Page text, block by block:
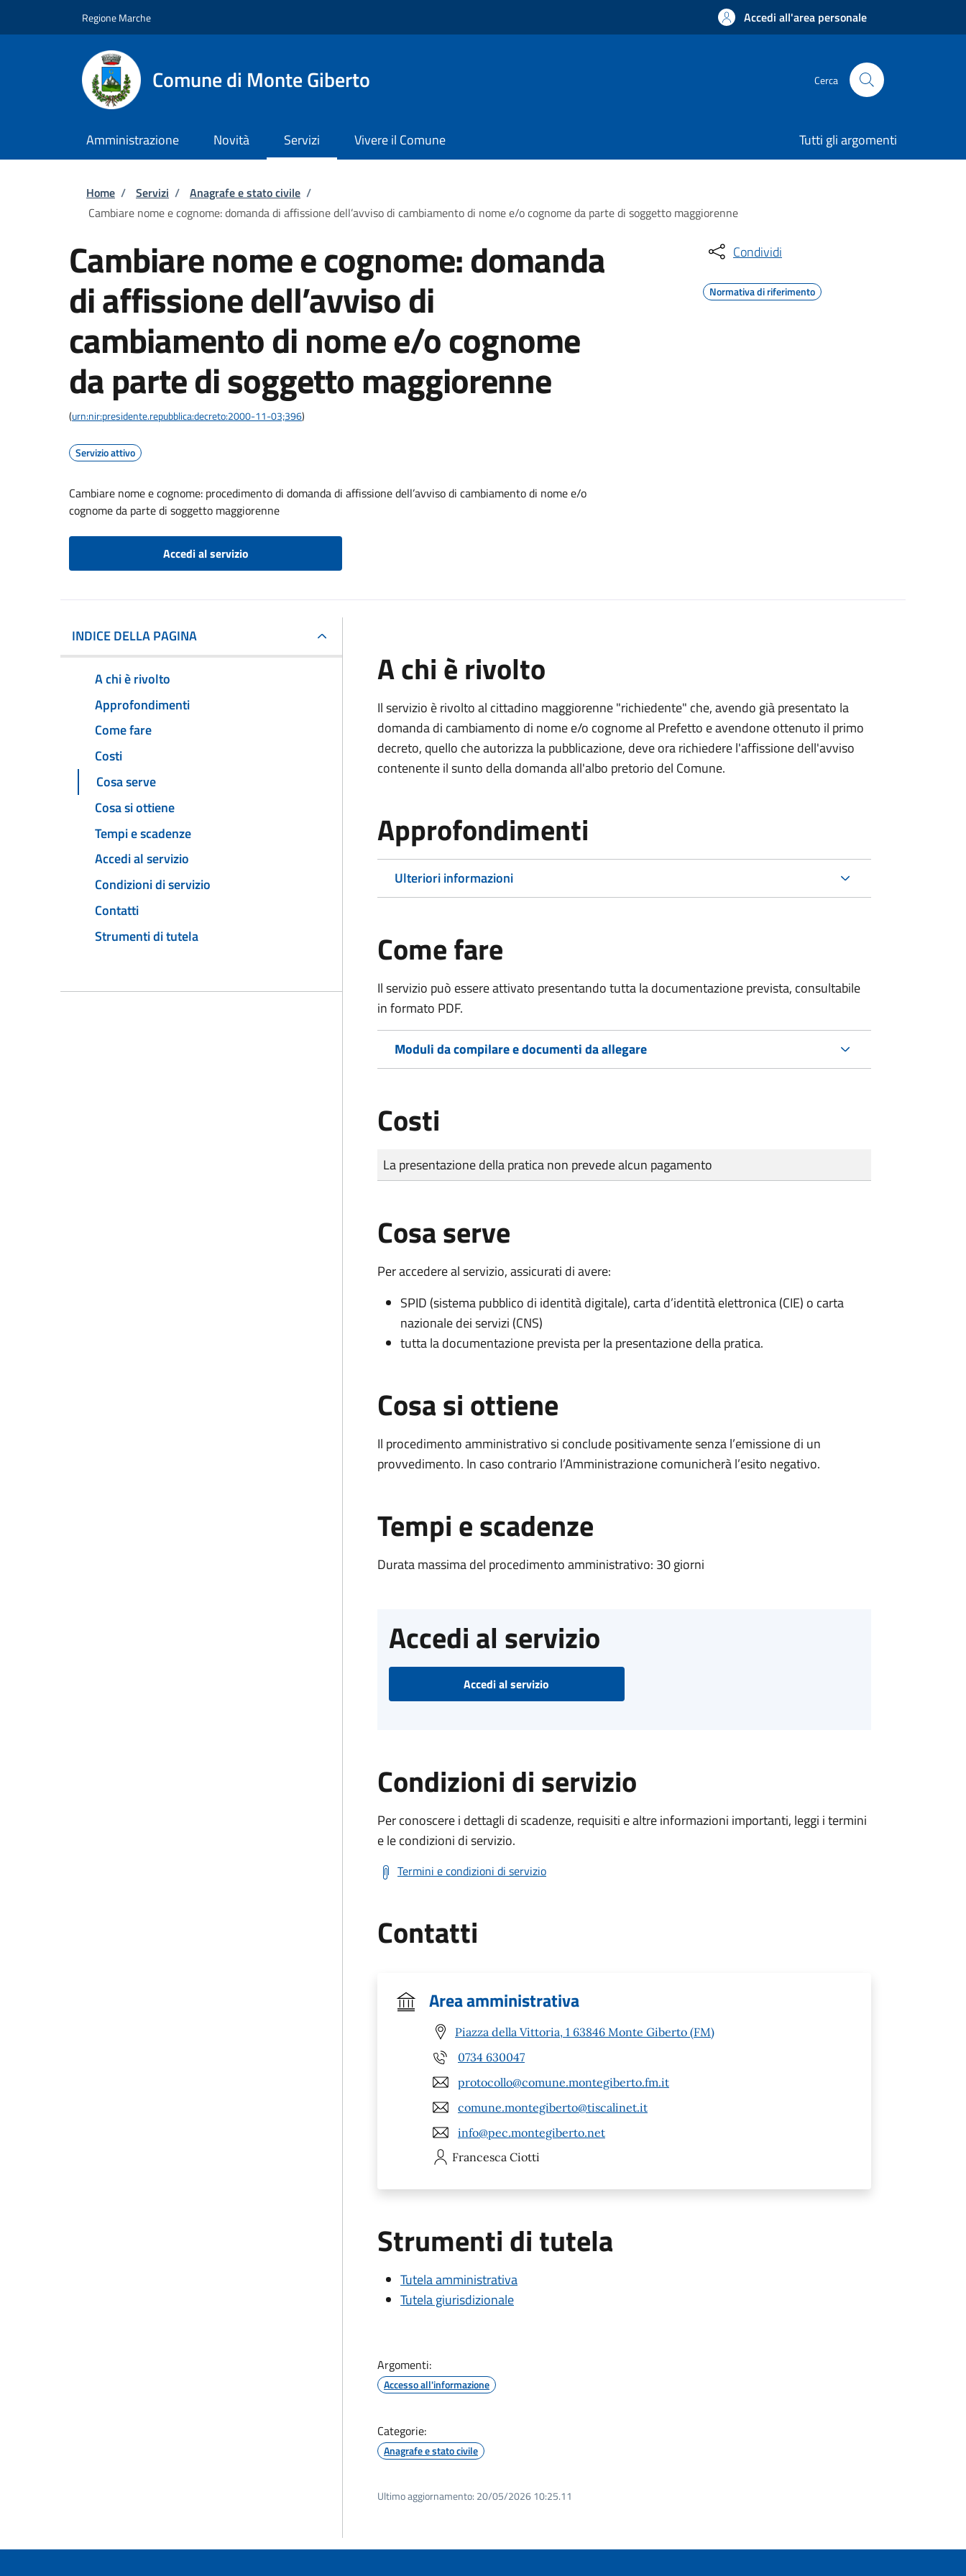
Regione Marche Accedi all'area personale
Comune di Monte Giberto Cerca
Amministrazione Novità Servizi Vivere il Comune Tutti gli argomenti
Briciole di pane
Home / Servizi / Anagrafe e stato civile /
Cambiare nome e cognome: domanda di affissione dell’avviso di cambiamento di nome e/o cognome da parte di soggetto maggiorenne
Cambiare nome e cognome: domanda
di affissione dell’avviso di
cambiamento di nome e/o cognome
da parte di soggetto maggiorenne
(urn:nir:presidente.repubblica:decreto:2000-11-03;396)
Servizio attivo
Cambiare nome e cognome: procedimento di domanda di affissione dell’avviso di cambiamento di nome e/o
cognome da parte di soggetto maggiorenne
Accedi al servizio
Condividi
Normativa di riferimento
INDICE DELLA PAGINA
A chi è rivolto
Approfondimenti
Come fare
Costi
Cosa serve
Cosa si ottiene
Tempi e scadenze
Accedi al servizio
Condizioni di servizio
Contatti
Strumenti di tutela
A chi è rivolto
Il servizio è rivolto al cittadino maggiorenne "richiedente" che, avendo già presentato la
domanda di cambiamento di nome e/o cognome al Prefetto e avendone ottenuto il primo
decreto, quello che autorizza la pubblicazione, deve ora richiedere l'affissione dell'avviso
contenente il sunto della domanda all'albo pretorio del Comune.
Approfondimenti
Ulteriori informazioni
Come fare
Il servizio può essere attivato presentando tutta la documentazione prevista, consultabile
in formato PDF.
Moduli da compilare e documenti da allegare
Costi
Tipo di pagamento
Importo
La presentazione della pratica non prevede alcun pagamento
Cosa serve
Per accedere al servizio, assicurati di avere:
SPID (sistema pubblico di identità digitale), carta d’identità elettronica (CIE) o carta
nazionale dei servizi (CNS)
tutta la documentazione prevista per la presentazione della pratica.
Cosa si ottiene
Il procedimento amministrativo si conclude positivamente senza l’emissione di un
provvedimento. In caso contrario l’Amministrazione comunicherà l’esito negativo.
Tempi e scadenze
Durata massima del procedimento amministrativo: 30 giorni
Accedi al servizio
Accedi al servizio
Condizioni di servizio
Per conoscere i dettagli di scadenze, requisiti e altre informazioni importanti, leggi i termini
e le condizioni di servizio.
Termini e condizioni di servizio
Contatti
Area amministrativa
Piazza della Vittoria, 1 63846 Monte Giberto (FM)
0734 630047
protocollo@comune.montegiberto.fm.it
comune.montegiberto@tiscalinet.it
info@pec.montegiberto.net
Francesca Ciotti
Strumenti di tutela
Tutela amministrativa
Tutela giurisdizionale
Argomenti:
Accesso all'informazione
Categorie:
Anagrafe e stato civile
Ultimo aggiornamento: 20/05/2026 10:25.11